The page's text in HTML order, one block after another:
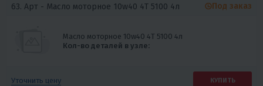
63. Арт - Масло моторное 10w40 4Т 5100 4л
Масло моторное 10w40 4Т 5100 4л
Кол-во деталей в узле:
Под заказ
Уточнить цену КУПИТЬ